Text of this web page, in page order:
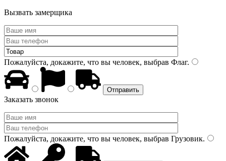
Вызвать замерщика
Пожалуйста, докажите, что вы человек, выбрав Флаг.
Заказать звонок
Пожалуйста, докажите, что вы человек, выбрав Грузовик.